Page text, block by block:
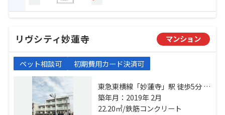
リヴシティ妙蓮寺 マンション
ペット相談可 初期費用カード決済可
東急東横線「妙蓮寺」駅 徒歩5分 東
急東横線「菊名」駅 徒歩16分 横浜
線「大口」駅 徒歩15分
築年月：2019年 2月
22.20㎡/鉄筋コンクリート